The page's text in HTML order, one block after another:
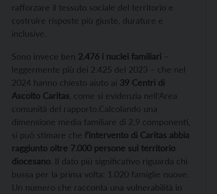
rafforzare il tessuto sociale del territorio e
costruire risposte più giuste, durature e
inclusive.
Sono invece ben 2.476 i nuclei familiari –
leggermente più dei 2.425 del 2023 – che nel
2024 hanno chiesto aiuto ai 39 Centri di
Ascolto Caritas , come si evidenzia nell’Area
comunità del rapporto.Calcolando una
dimensione media familiare di 2,9 componenti,
si può stimare che l’intervento di Caritas abbia
raggiunto oltre 7.000 persone sul territorio
diocesano. Il dato più significativo riguarda chi
bussa per la prima volta: 1.020 famiglie nuove.
Un numero che racconta una vulnerabilità in